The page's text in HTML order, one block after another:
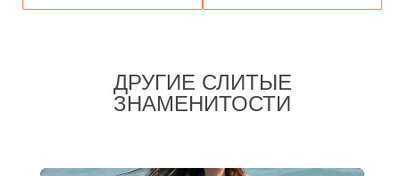
ДРУГИЕ СЛИТЫЕ
ЗНАМЕНИТОСТИ